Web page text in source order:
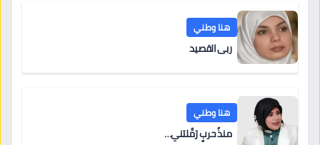
هنا وطني
ربى القصيد
هنا وطني
منذُ حربٍ رَمَّلتني…